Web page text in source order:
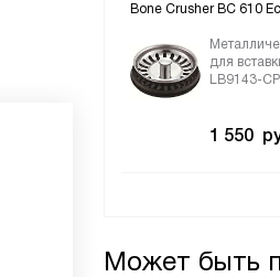
Bone Crusher BC 610
для
LB9143-
1 550
Может быть